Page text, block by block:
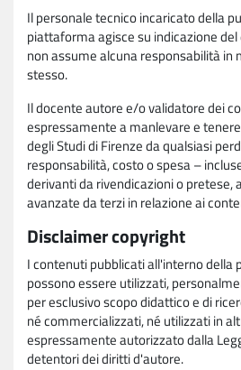
Il personale tecnico incaricato della
piattaforma agisce su indicazione
non assume alcuna responsabilità in
stesso.
Il docente autore e/o validatore dei
espressamente a manlevare e
degli Studi di Firenze da qualsiasi
responsabilità, costo o spesa –
derivanti da rivendicazioni o pretese,
avanzate da terzi in relazione ai
Disclaimer copyright
I contenuti pubblicati all'interno
possono essere utilizzati,
per esclusivo scopo didattico e di
né commercializzati, né utilizzati in
espressamente autorizzato dalla
detentori dei diritti d'autore.